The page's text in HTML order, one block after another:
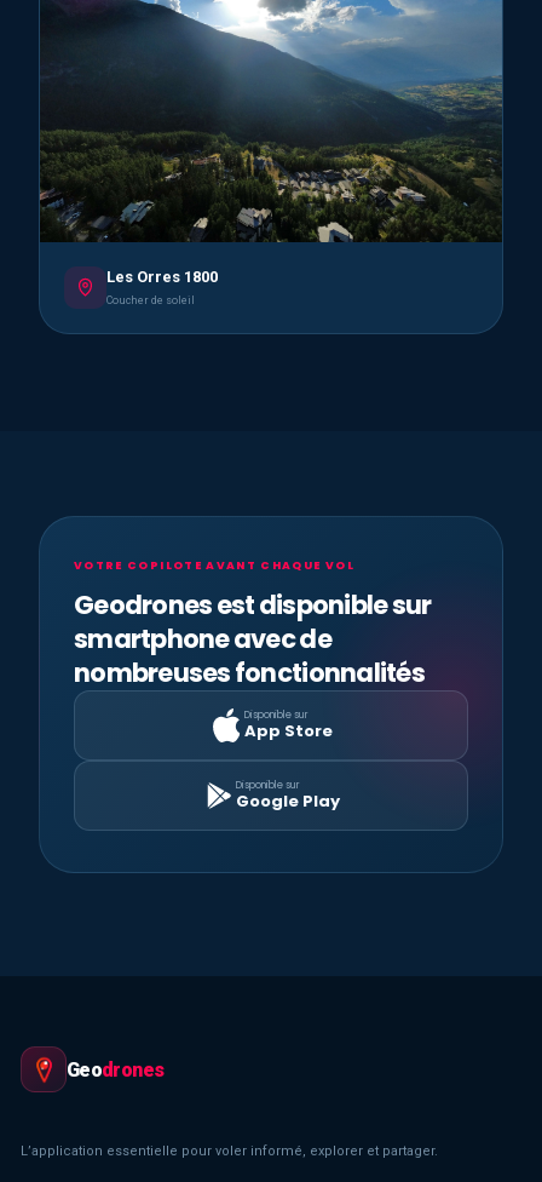
Les Orres 1800
Coucher de soleil
VOTRE COPILOTE AVANT CHAQUE VOL
Geodrones est disponible sur
smartphone avec de
nombreuses fonctionnalités
Disponible sur
App Store
Disponible sur
Google Play
Geodrones
L’application essentielle pour voler informé, explorer et partager.